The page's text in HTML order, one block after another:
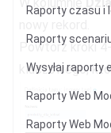
Raporty czasu i
Raporty
Wysyłaj raporty
Raporty Web
Raporty Web
Powtórz kroki
kluczowego,